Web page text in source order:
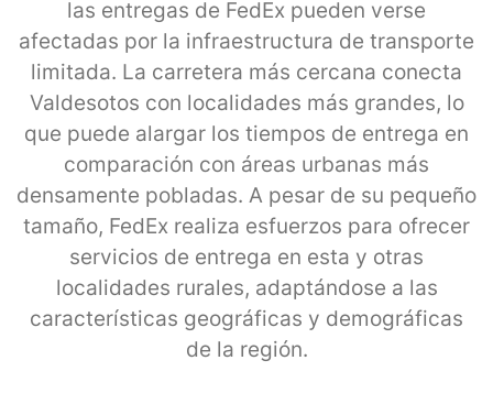
las entregas de FedEx pueden verse
afectadas por la infraestructura de transporte
limitada. La carretera más cercana conecta
Valdesotos con localidades más grandes, lo
que puede alargar los tiempos de entrega en
comparación con áreas urbanas más
densamente pobladas. A pesar de su pequeño
tamaño, FedEx realiza esfuerzos para ofrecer
servicios de entrega en esta y otras
localidades rurales, adaptándose a las
características geográficas y demográficas
de la región.